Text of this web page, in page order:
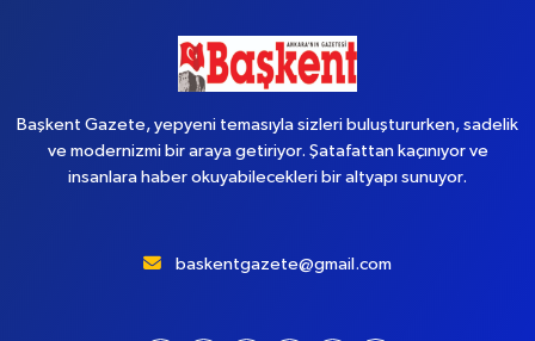
Başkent Gazete, yepyeni temasıyla sizleri buluştururken, sadelik
ve modernizmi bir araya getiriyor. Şatafattan kaçınıyor ve
insanlara haber okuyabilecekleri bir altyapı sunuyor.
baskentgazete@gmail.com